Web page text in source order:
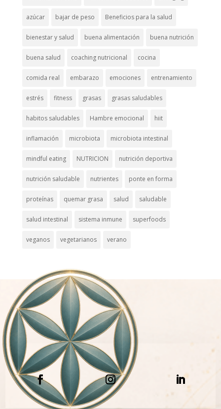
azúcar bajar de peso Beneficios para la salud
bienestar y salud buena alimentación buena nutrición
buena salud coaching nutricional cocina
comida real embarazo emociones entrenamiento
estrés fitness grasas grasas saludables
habitos saludables Hambre emocional hiit
inflamación microbiota microbiota intestinal
mindful eating NUTRICION nutrición deportiva
nutrición saludable nutrientes ponte en forma
proteínas quemar grasa salud saludable
salud intestinal sistema inmune superfoods
veganos vegetarianos verano